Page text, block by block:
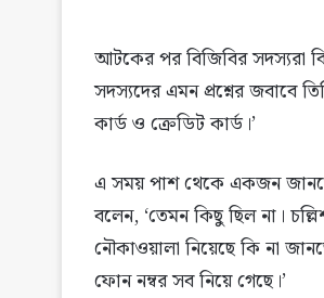
আটকের পর বিজিবির সদস্যরা
সদস্যদের এমন প্রশ্নের জবাবে
কার্ড ও ক্রেডিট কার্ড।’
এ সময় পাশ থেকে একজন
বলেন, ‘তেমন কিছু ছিল না।
নৌকাওয়ালা নিয়েছে কি না
ফোন নম্বর সব নিয়ে গেছে।’